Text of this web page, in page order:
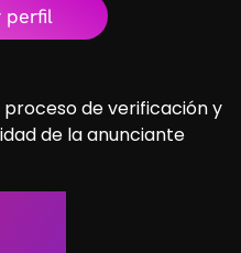
perfil
de verificación y
de la anunciante